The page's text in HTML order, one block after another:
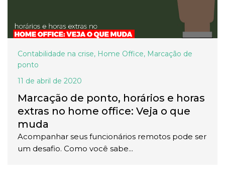
Contabilidade na crise, Home Office, Marcação de
ponto
11 de abril de 2020
Marcação de ponto, horários e horas
extras no home office: Veja o que
muda
Acompanhar seus funcionários remotos pode ser
um desafio. Como você sabe...